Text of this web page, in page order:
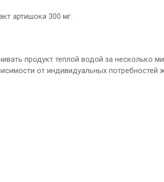
артишока 300 мг.
продукт теплой водой за несколько
от индивидуальных